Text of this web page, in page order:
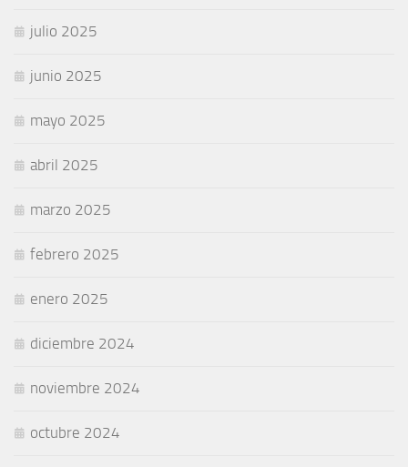
julio 2025
junio 2025
mayo 2025
abril 2025
marzo 2025
febrero 2025
enero 2025
diciembre 2024
noviembre 2024
octubre 2024